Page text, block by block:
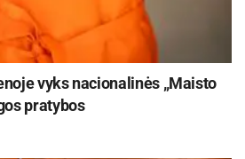
vyks nacionalinės „Maisto
pratybos